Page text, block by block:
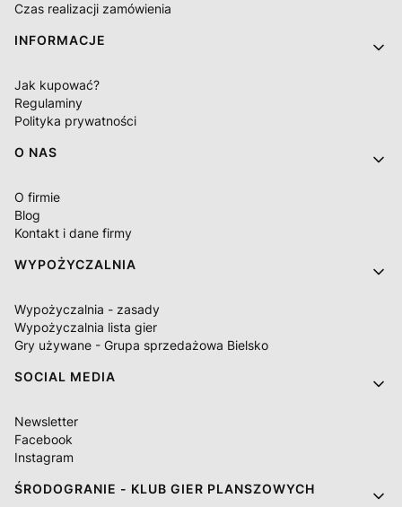
Czas realizacji zamówienia
INFORMACJE
Jak kupować?
Regulaminy
Polityka prywatności
O NAS
O firmie
Blog
Kontakt i dane firmy
WYPOŻYCZALNIA
Wypożyczalnia - zasady
Wypożyczalnia lista gier
Gry używane - Grupa sprzedażowa Bielsko
SOCIAL MEDIA
Newsletter
Facebook
Instagram
ŚRODOGRANIE - KLUB GIER PLANSZOWYCH